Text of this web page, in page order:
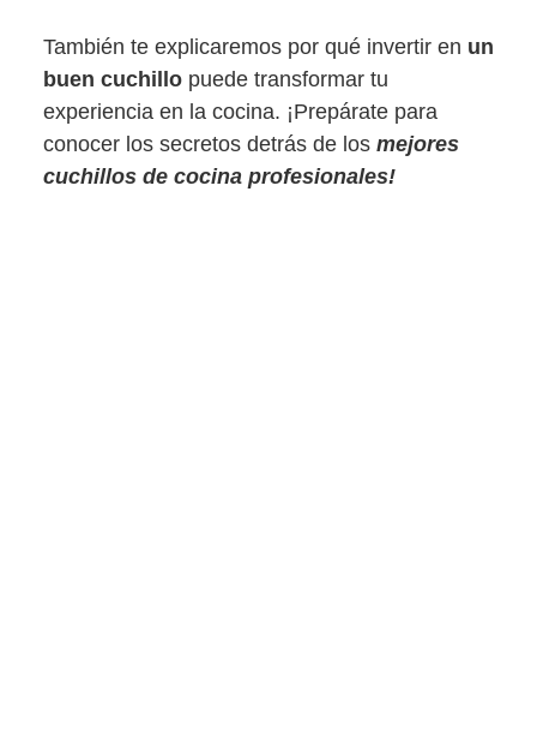
También te explicaremos por qué invertir en un
buen cuchillo puede transformar tu
experiencia en la cocina. ¡Prepárate para
conocer los secretos detrás de los mejores
cuchillos de cocina profesionales!